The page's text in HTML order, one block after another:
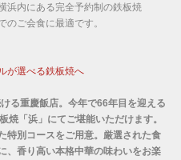
浜内にある完全予約制の鉄板焼
のご会食に最適です。
が選べる鉄板焼へ
る重慶飯店。今年で66年目を迎える
焼「浜」にてご堪能いただけます。
特別コースをご用意。厳選された食
、香り高い本格中華の味わいをお楽